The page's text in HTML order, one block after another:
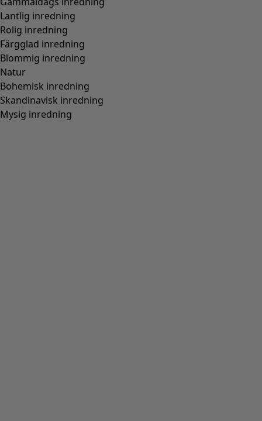
Lantlig inredning
Rolig inredning
Färgglad inredning
Blommig inredning
Natur
Bohemisk inredning
Skandinavisk inredning
Mysig inredning